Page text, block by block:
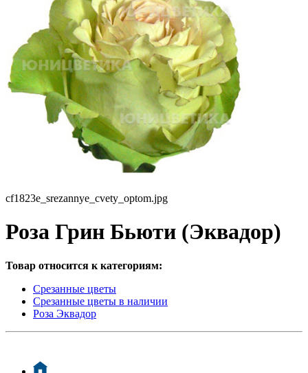
cf1823e_srezannye_cvety_optom.jpg
Роза Грин Бьюти (Эквадор)
Товар относится к категориям:
Срезанные цветы
Срезанные цветы в наличии
Роза Эквадор